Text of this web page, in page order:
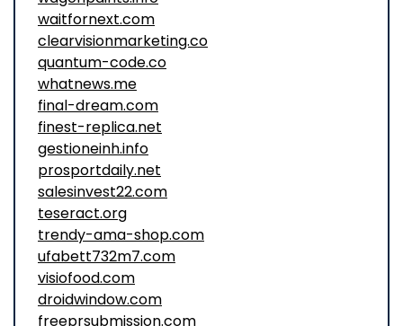
waitfornext.com
clearvisionmarketing.co
quantum-code.co
whatnews.me
final-dream.com
finest-replica.net
gestioneinh.info
prosportdaily.net
salesinvest22.com
teseract.org
trendy-ama-shop.com
ufabett732m7.com
visiofood.com
droidwindow.com
freeprsubmission.com